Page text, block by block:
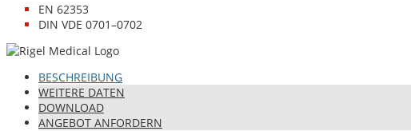
EN 62353
DIN VDE 0701–0702
BESCHREI­BUNG
WEIT­ERE DATEN
DOWN­LOAD
ANGE­BOT ANFORDERN